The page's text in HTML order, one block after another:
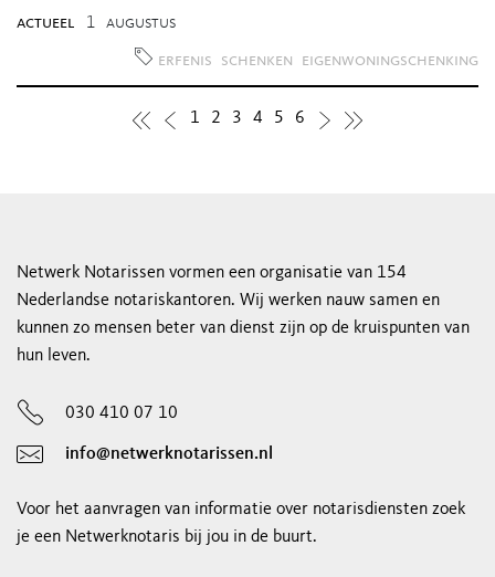
actueel 1 augustus
erfenis schenken eigenwoningschenking
1 2 3 4 5 6
Netwerk Notarissen vormen een organisatie van 154
Nederlandse notariskantoren. Wij werken nauw samen en
kunnen zo mensen beter van dienst zijn op de kruispunten van
hun leven.
030 410 07 10
info@netwerknotarissen.nl
Voor het aanvragen van informatie over notarisdiensten zoek
je een Netwerknotaris bij jou in de buurt.